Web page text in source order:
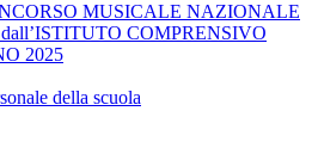
MUSICALE NAZIONALE
COMPRENSIVO
2025
della scuola